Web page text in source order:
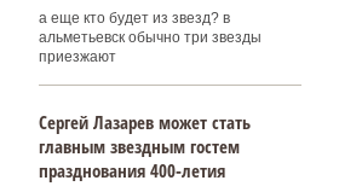
а еще кто будет из звезд? в
альметьевск обычно три звезды
приезжают
Сергей Лазарев может стать
главным звездным гостем
празднования 400‑летия